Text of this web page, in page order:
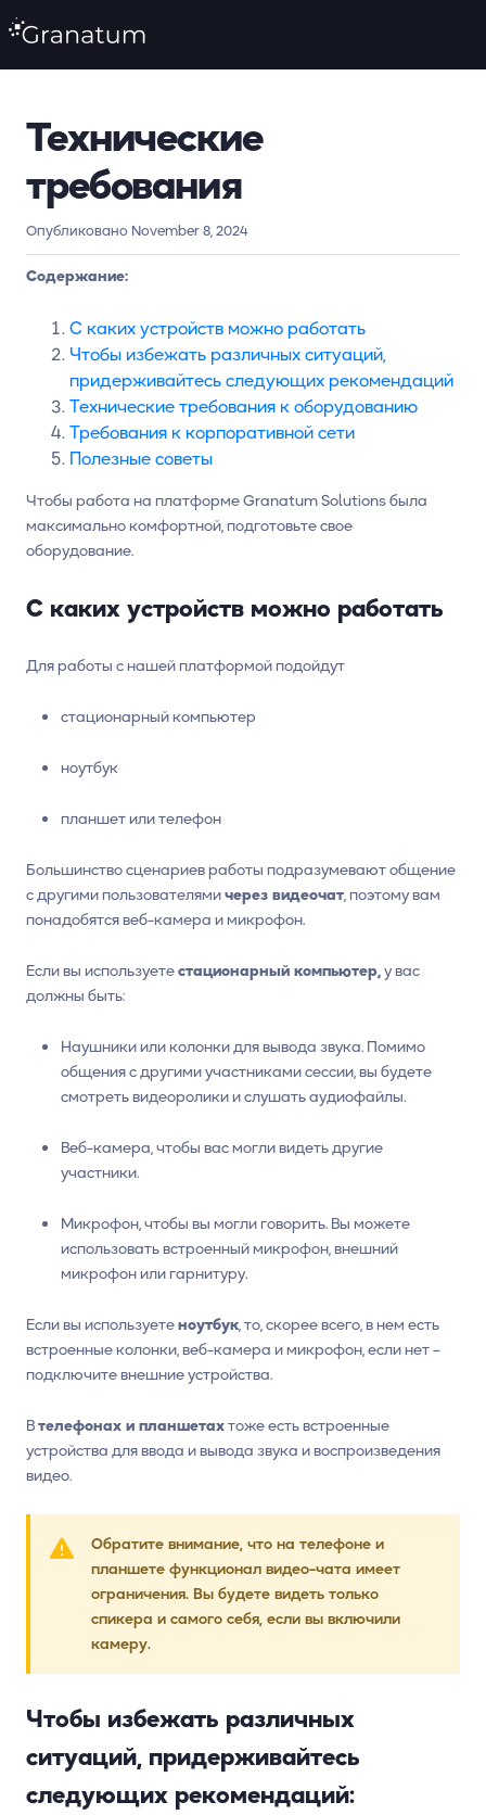
Технические
требования
Опубликовано November 8, 2024
Содержание:
С каких устройств можно работать
Чтобы избежать различных ситуаций,
придерживайтесь следующих рекомендаций
Технические требования к оборудованию
Требования к корпоративной сети
Полезные советы
Чтобы работа на платформе Granatum Solutions была
максимально комфортной, подготовьте свое
оборудование.
С каких устройств можно работать
Для работы с нашей платформой подойдут
стационарный компьютер
ноутбук
планшет или телефон
Большинство сценариев работы подразумевают общение
с другими пользователямичерез видеочат, поэтому вам
понадобятся веб-камера и микрофон.
Если вы используетестационарный компьютер,у вас
должны быть:
Наушники или колонки для вывода звука. Помимо
общения с другими участниками сессии, вы будете
смотреть видеоролики и слушать аудиофайлы.
Веб-камера, чтобы вас могли видеть другие
участники.
Микрофон, чтобы вы могли говорить. Вы можете
использовать встроенный микрофон, внешний
микрофон или гарнитуру.
Если вы используетеноутбук, то, скорее всего, в нем есть
встроенные колонки, веб-камера и микрофон, если нет –
подключите внешние устройства.
Втелефонах и планшетахтоже есть встроенные
устройства для ввода и вывода звука и воспроизведения
видео.
Обратите внимание, что на телефоне и
планшете функционал видео-чата имеет
ограничения. Вы будете видеть только
спикера и самого себя, если вы включили
камеру.
Чтобы избежать различных
ситуаций, придерживайтесь
следующих рекомендаций: